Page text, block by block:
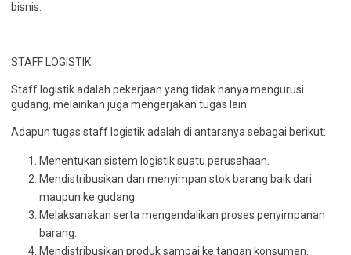
bisnis.
STAFF LOGISTIK
Staff logistik adalah pekerjaan yang tidak hanya mengurusi
gudang, melainkan juga mengerjakan tugas lain.
Adapun tugas staff logistik adalah di antaranya sebagai berikut:
Menentukan sistem logistik suatu perusahaan.
Mendistribusikan dan menyimpan stok barang baik dari
maupun ke gudang.
Melaksanakan serta mengendalikan proses penyimpanan
barang.
Mendistribusikan produk sampai ke tangan konsumen.